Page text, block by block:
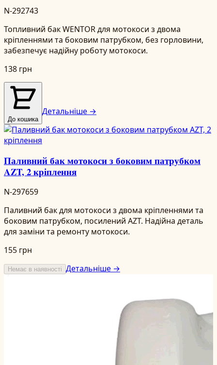
N-292743
Топливний бак WENTOR для мотокоси з двома
кріпленнями та боковим патрубком, без горловини,
забезпечує надійну роботу мотокоси.
138 грн
До кошика
Детальніше →
Паливний бак мотокоси з боковим патрубком
AZT, 2 кріплення
N-297659
Паливний бак для мотокоси з двома кріпленнями та
боковим патрубком, посилений AZT. Надійна деталь
для заміни та ремонту мотокоси.
155 грн
Немає в наявності Детальніше →